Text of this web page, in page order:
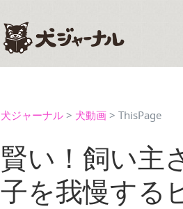
犬ジャーナル > 犬動画 > ThisPage
賢い！飼い主
子を我慢する